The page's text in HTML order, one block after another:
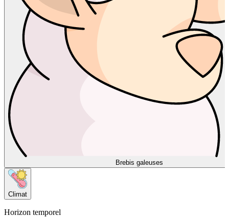
Brebis galeuses
Climat
Horizon temporel